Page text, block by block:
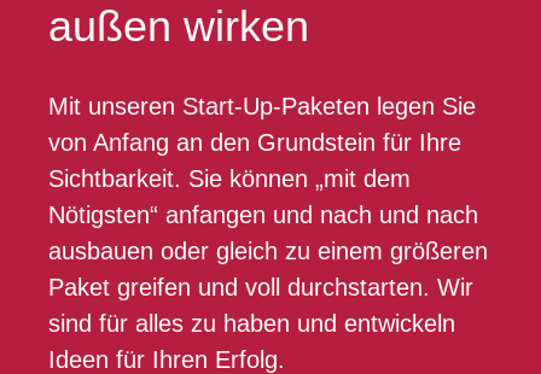
außen wirken
Mit unseren Start-Up-Paketen legen Sie
von Anfang an den Grundstein für Ihre
Sichtbarkeit. Sie können „mit dem
Nötigsten“ anfangen und nach und nach
ausbauen oder gleich zu einem größeren
Paket greifen und voll durchstarten. Wir
sind für alles zu haben und entwickeln
Ideen für Ihren Erfolg.